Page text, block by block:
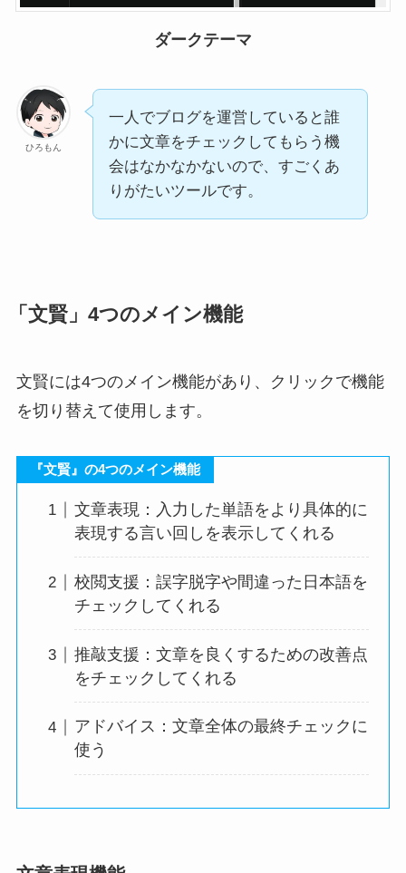
ダークテーマ
ひろもん
一人でブログを運営していると誰
かに文章をチェックしてもらう機
会はなかなかないので、すごくあ
りがたいツールです。
「文賢」4つのメイン機能
文賢には4つのメイン機能があり、クリックで機能
を切り替えて使用します。
『文賢』の4つのメイン機能
文章表現：入力した単語をより具体的に
表現する言い回しを表示してくれる
校閲支援：誤字脱字や間違った日本語を
チェックしてくれる
推敲支援：文章を良くするための改善点
をチェックしてくれる
アドバイス：文章全体の最終チェックに
使う